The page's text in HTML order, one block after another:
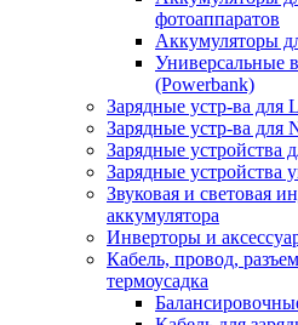
фотоаппаратов
Аккумуляторы
Универсальные
(Powerbank)
Зарядные устр-ва для
Зарядные устр-ва для
Зарядные устройства
Зарядные устройства
Звуковая и световая
аккумулятора
Инверторы и
Кабель, провод,
термоусадка